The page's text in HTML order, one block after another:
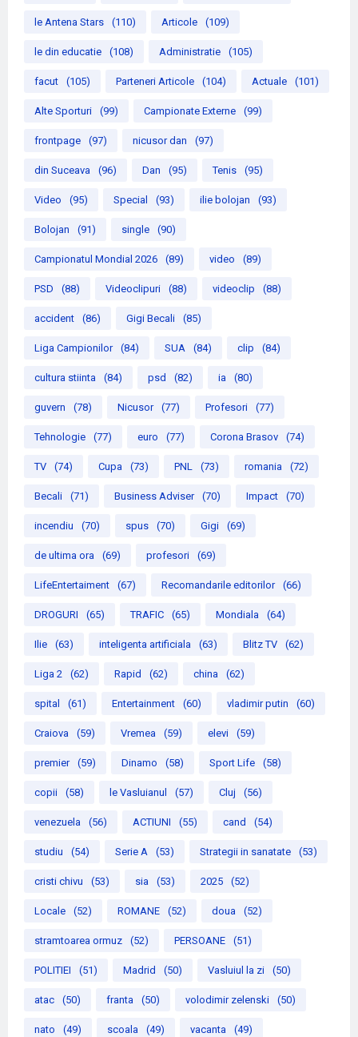
le Antena Stars (110) Articole (109)
le din educatie (108) Administratie (105)
facut (105) Parteneri Articole (104) Actuale (101)
Alte Sporturi (99) Campionate Externe (99)
frontpage (97) nicusor dan (97)
din Suceava (96) Dan (95) Tenis (95)
Video (95) Special (93) ilie bolojan (93)
Bolojan (91) single (90)
Campionatul Mondial 2026 (89) video (89)
PSD (88) Videoclipuri (88) videoclip (88)
accident (86) Gigi Becali (85)
Liga Campionilor (84) SUA (84) clip (84)
cultura stiinta (84) psd (82) ia (80)
guvern (78) Nicusor (77) Profesori (77)
Tehnologie (77) euro (77) Corona Brasov (74)
TV (74) Cupa (73) PNL (73) romania (72)
Becali (71) Business Adviser (70) Impact (70)
incendiu (70) spus (70) Gigi (69)
de ultima ora (69) profesori (69)
LifeEntertaiment (67) Recomandarile editorilor (66)
DROGURI (65) TRAFIC (65) Mondiala (64)
Ilie (63) inteligenta artificiala (63) Blitz TV (62)
Liga 2 (62) Rapid (62) china (62)
spital (61) Entertainment (60) vladimir putin (60)
Craiova (59) Vremea (59) elevi (59)
premier (59) Dinamo (58) Sport Life (58)
copii (58) le Vasluianul (57) Cluj (56)
venezuela (56) ACTIUNI (55) cand (54)
studiu (54) Serie A (53) Strategii in sanatate (53)
cristi chivu (53) sia (53) 2025 (52)
Locale (52) ROMANE (52) doua (52)
stramtoarea ormuz (52) PERSOANE (51)
POLITIEI (51) Madrid (50) Vasluiul la zi (50)
atac (50) franta (50) volodimir zelenski (50)
nato (49) scoala (49) vacanta (49)